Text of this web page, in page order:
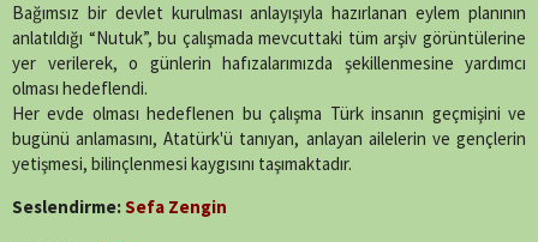
Bağımsız bir devlet kurulması anlayışıyla hazırlanan eylem planının
anlatıldığı “Nutuk”, bu çalışmada mevcuttaki tüm arşiv görüntülerine
yer verilerek, o günlerin hafızalarımızda şekillenmesine yardımcı
olması hedeflendi.
Her evde olması hedeflenen bu çalışma Türk insanın geçmişini ve
bugünü anlamasını, Atatürk'ü tanıyan, anlayan ailelerin ve gençlerin
yetişmesi, bilinçlenmesi kaygısını taşımaktadır.
Seslendirme:Sefa Zengin